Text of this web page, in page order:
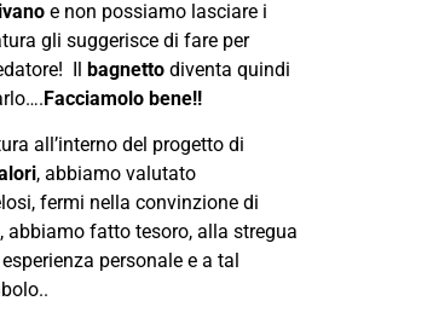
e non possiamo lasciare i
gli suggerisce di fare per
Il bagnetto diventa quindi
Facciamolo bene!!
all’interno del progetto di
, abbiamo valutato
fermi nella convinzione di
abbiamo fatto tesoro, alla stregua
personale e a tal